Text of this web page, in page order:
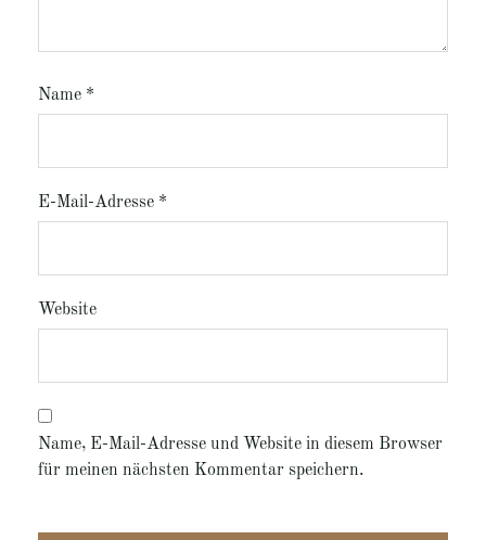
Name *
E-Mail-Adresse *
Website
Name, E-Mail-Adresse und Website in diesem Browser
für meinen nächsten Kommentar speichern.